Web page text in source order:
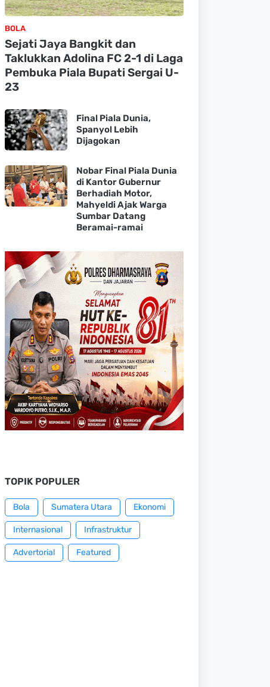
BOLA
Sejati Jaya Bangkit dan
Taklukkan Adolina FC 2-1 di Laga
Pembuka Piala Bupati Sergai U-
23
Final Piala Dunia,
Spanyol Lebih
Dijagokan
Nobar Final Piala Dunia
di Kantor Gubernur
Berhadiah Motor,
Mahyeldi Ajak Warga
Sumbar Datang
Beramai-ramai
TOPIK POPULER
Bola Sumatera Utara Ekonomi
Internasional Infrastruktur
Advertorial Featured